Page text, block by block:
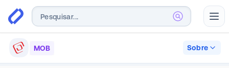
MOB Sobre